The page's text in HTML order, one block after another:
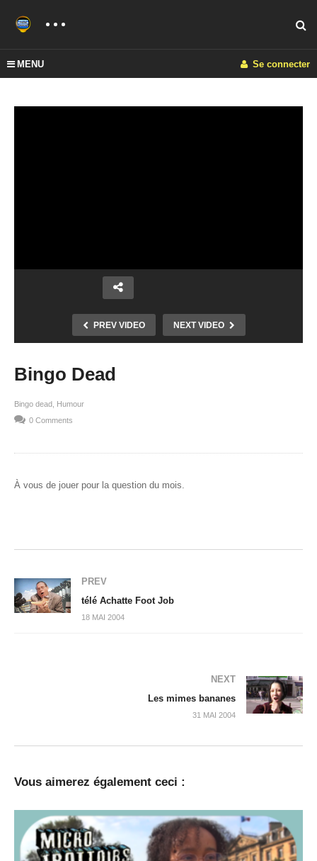
MENU Se connecter
PREV VIDEO NEXT VIDEO
Bingo Dead
Bingo dead
Humour
0 Comments
À vous de jouer pour la question du mois.
PREV
télé Achatte Foot Job
18 MAI 2004
NEXT
Les mimes bananes
31 MAI 2004
Vous aimerez également ceci :